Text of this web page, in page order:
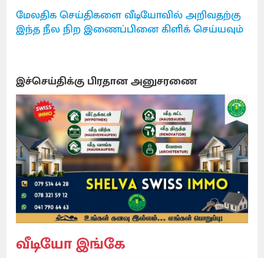
மேலதிக செய்திகளை வீடியோவில் அறிவதற்கு
இந்த நீல நிற இணைப்பினை கிளிக் செய்யவும்
இச்செய்திக்கு பிரதான அனுசரணை
வீடியோ இங்கே